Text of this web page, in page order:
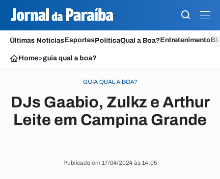
Últimas NotíciasEsportesPolíticaQual a Boa?Entretenimento
Home>guia qual a boa?
GUIA QUAL A BOA?
DJs Gaabio, Zulkz e Arthur
Leite em Campina Grande
Publicado em 17/04/2024 às 14:05